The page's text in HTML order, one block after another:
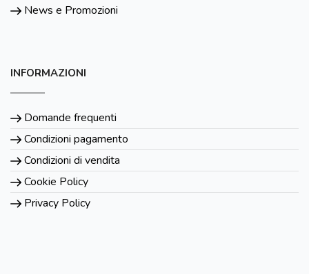
News e Promozioni
INFORMAZIONI
Domande frequenti
Condizioni pagamento
Condizioni di vendita
Cookie Policy
Privacy Policy